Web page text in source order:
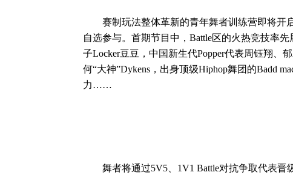
赛制玩法整体革新的青年舞者训练营即将开
自选参与。首期节目中，Battle区的火热竞技率
子Locker豆豆，中国新生代Popper代表周钰翔、
何“大神”Dykens，出身顶级Hiphop舞团的Badd
力……
舞者将通过5V5、1V1 Battle对抗争取代表晋